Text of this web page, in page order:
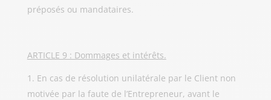
préposés ou mandataires.
ARTICLE 9 : Dommages et intérêts.
En cas de résolution unilatérale par le Client non
motivée par la faute de l’Entrepreneur, avant le